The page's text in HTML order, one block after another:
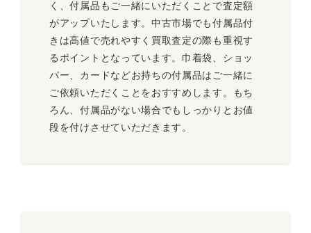
く、付属品もご一緒にいただくことで査定額
がアップいたします。中古市場でも付属品付
きは高値で売れやすく買取査定の際も重視す
るポイントとなっています。巾着袋、ショッ
パー、カードなどお持ちの付属品はご一緒に
ご依頼いただくことをおすすめします。もち
ろん、付属品がない場合でもしっかりとお値
段を付けさせていただきます。